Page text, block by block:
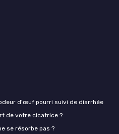
d'œuf pourri suivi de diarrhée
de votre cicatrice ?
se résorbe pas ?